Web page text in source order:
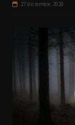
27 diciembre, 2020